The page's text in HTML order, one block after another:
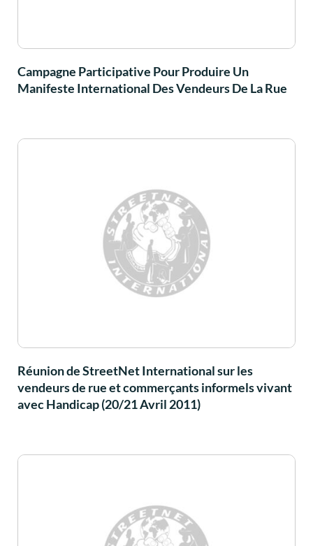
Campagne Participative Pour Produire Un
Manifeste International Des Vendeurs De La Rue
Réunion de StreetNet International sur les
vendeurs de rue et commerçants informels vivant
avec Handicap (20/21 Avril 2011)